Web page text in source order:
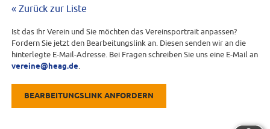
« Zurück zur Liste
Ist das Ihr Verein und Sie möchten das Vereinsportrait anpassen?
Fordern Sie jetzt den Bearbeitungslink an. Diesen senden wir an die
hinterlegte E-Mail-Adresse. Bei Fragen schreiben Sie uns eine E-Mail an
vereine@heag.de.
BEARBEITUNGSLINK ANFORDERN